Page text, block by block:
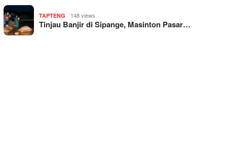
TAPTENG 148 views
Tinjau Banjir di Sipange, Masinton Pasar…